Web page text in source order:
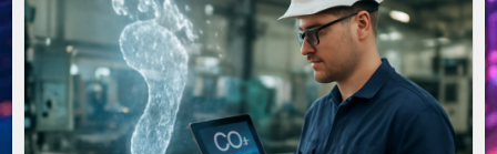
NUTZUNG
VON
KI
FÜR
HAUSAUFGABEN
UND
LERNHILFEN.